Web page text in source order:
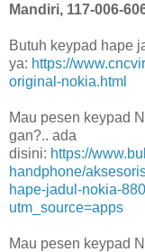
Mandiri, 117-006-
Butuh keypad hape
ya: https://
original-nokia.html
Mau pesen keypad
gan?.. ada
disini: https://
handphone/
hape-jadul-nokia-
utm_source=apps
Mau pesen keypad